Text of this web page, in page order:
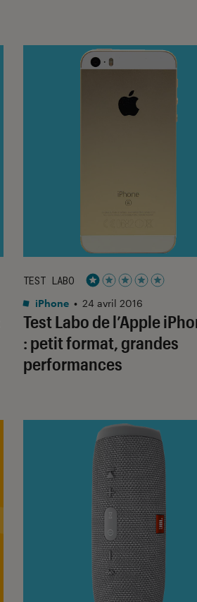
Test Labo de l’Apple
: petit format, grandes
performances
TEST LABO
Noté 1 étoiles sur 5
iPhone • 24 avril 2016